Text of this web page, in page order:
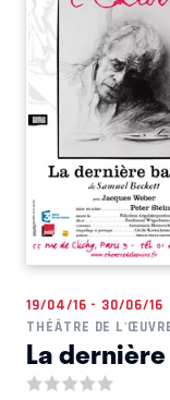
19/04/16 - 30/06/16
THÉÂTRE DE
La